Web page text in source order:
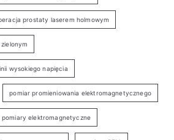
prostaty laserem holmowym
wysokiego napięcia
pomiar promieniowania elektromagnetycznego
pomiary elektromagnetyczne